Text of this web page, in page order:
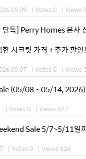
| Votes 0 | Views
단독] Perry Homes 본사
시크릿 가격 + 추가 할
| Votes 0 | Views
(05/08 ~ 05/14, 2026)
| Votes 0 | Views 627
Sale 5/7~5/11일
| Votes 0 | Views 624